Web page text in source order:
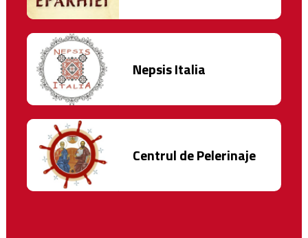
Nepsis Italia
Centrul de Pelerinaje